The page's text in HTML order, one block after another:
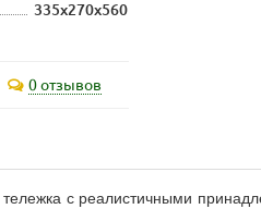
335х270х560
0 отзывов
с реалистичными